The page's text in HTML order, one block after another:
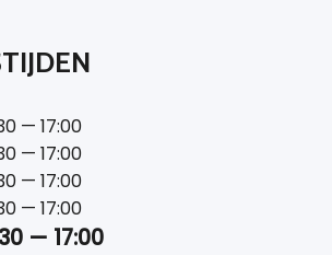
— 17:00
— 17:00
— 17:00
— 17:00
— 17:00